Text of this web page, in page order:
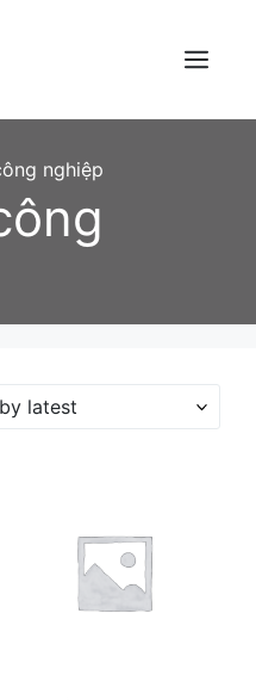
Menu
nghiệp